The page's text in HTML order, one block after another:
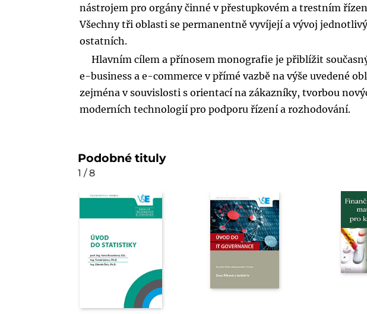
nástrojem pro orgány činné v přestupkovém a trestním
Všechny tři oblasti se permanentně vyvíjejí a vývoj
ostatních.
Hlavním cílem a přínosem monografie je přiblížit
e-business a e-commerce v přímé vazbě na výše uvedené
zejména v souvislosti s orientací na zákazníky, tvorbou
moderních technologií pro podporu řízení a rozhodování.
Podobné tituly
1 / 8